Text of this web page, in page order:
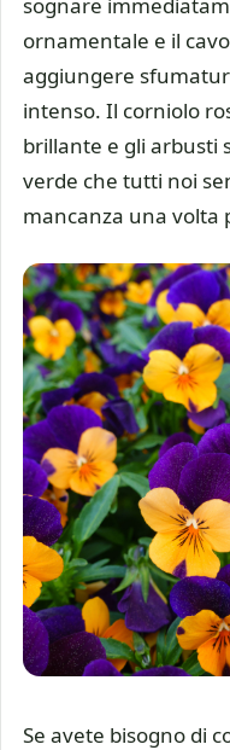
ornamentale e il
aggiungere
intenso. Il corniolo
brillante e gli arbusti
verde che tutti noi
mancanza una volta
Se avete bisogno di